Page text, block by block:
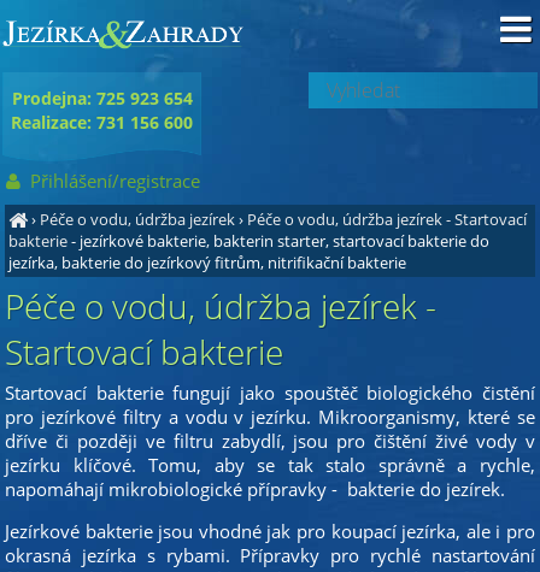
› Péče o vodu, údržba jezírek› Péče o vodu, údržba jezírek - Startovací
bakterie- jezírkové bakterie, bakterin starter, startovací bakterie do
jezírka, bakterie do jezírkový fitrům, nitrifikační bakterie
Péče o vodu, údržba jezírek -
Startovací bakterie
Startovací bakterie fungují jako spouštěč biologického čistění
pro jezírkové filtry a vodu v jezírku. Mikroorganismy, které se
dříve či později ve filtru zabydlí, jsou pro čištění živé vody v
jezírku klíčové. Tomu, aby se tak stalo správně a rychle,
napomáhají mikrobiologické přípravky - bakterie do jezírek.
Jezírkové bakterie jsou vhodné jak pro koupací jezírka, ale i pro
okrasná jezírka s rybami. Přípravky pro rychlé nastartování
Prodejna: 725 923 654
Realizace: 731 156 600
Přihlášení/registrace